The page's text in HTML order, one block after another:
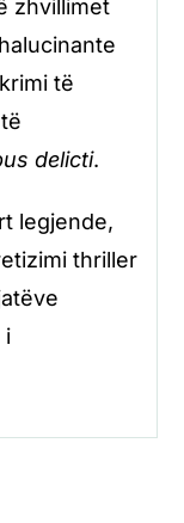
zhvillimet
të
delicti.
legjende,
thriller
i